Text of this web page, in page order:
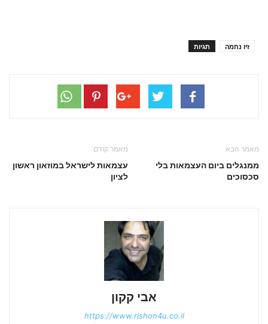
תגיות זיו נחמה
מאמר קודם
עצמאות לישראל במוזאון ראשון
לציון
מאמר הבא
ממנגלים ביום העצמאות בלי
סכסוכים
אבי קקון
https://www.rishon4u.co.il